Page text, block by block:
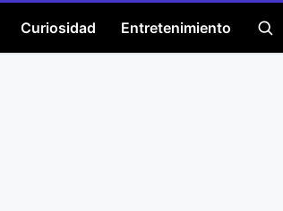
Curiosidad Entretenimiento